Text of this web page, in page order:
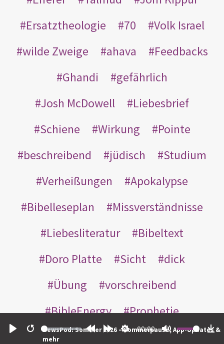
Restart
00:00
NewsPod: Sommer 2026 – Sommerpause, App-Updates &
mehr
Ersatztheologie
70
Volk Israel
wilde Zweige
ahava
Feedbacks
Ghandi
gefährlich
Josh McDowell
Liebesbrief
Schiene
Wirkung
Pointe
beschreibend
jüdisch
Studium
Verheißungen
Apokalypse
Bibelleseplan
Missverständnisse
Liebesliteratur
Bibeltext
Doro Platte
Sicht
dick
Übung
vorschreibend
BibleEnergy
Prophetie
Bibelstudium
Harry Potter